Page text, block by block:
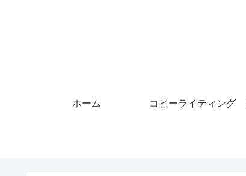
ホーム コピーライティング